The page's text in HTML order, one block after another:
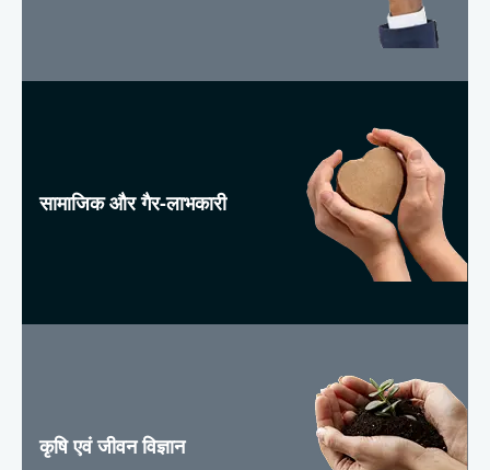
सामाजिक और गैर-लाभकारी
कृषि एवं जीवन विज्ञान